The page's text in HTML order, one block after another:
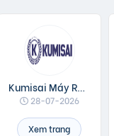
Kumisai Máy Rửa Xe
28-07-2026
Xem trang